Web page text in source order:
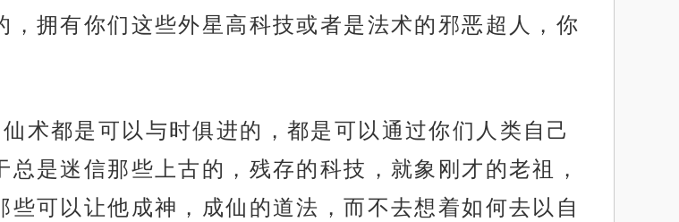
拥有你们这些外星高科技或者是法术的邪恶超人，你
术都是可以与时俱进的，都是可以通过你们人类自己
是迷信那些上古的，残存的科技，就象刚才的老祖，
可以让他成神，成仙的道法，而不去想着如何去以自